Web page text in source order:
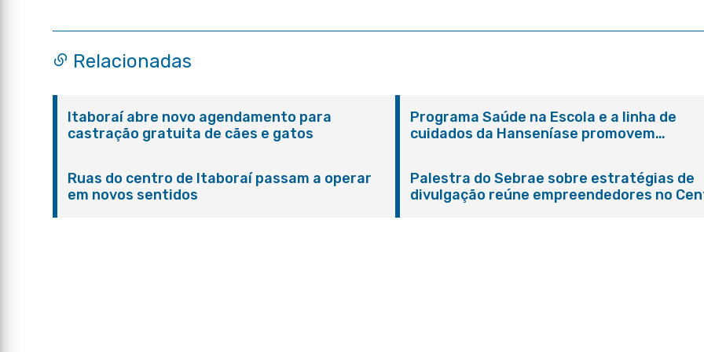
Relacionadas
Itaboraí abre novo agendamento para
castração gratuita de cães e gatos
Programa Saúde na Escola e a linha de
cuidados da Hanseníase promovem
Ruas do centro de Itaboraí passam a operar
em novos sentidos
Palestra do Sebrae sobre estratégias de
divulgação reúne empreendedores no